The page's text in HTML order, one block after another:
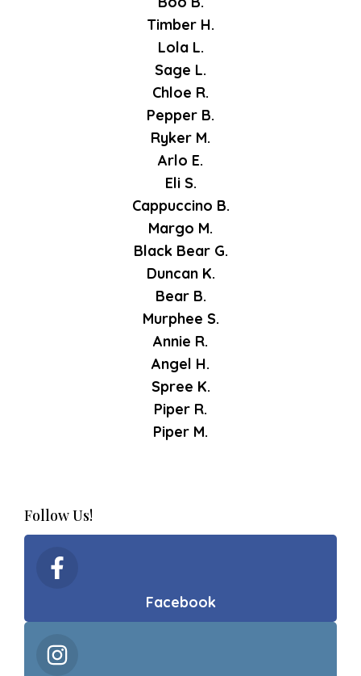
Timber H.
Lola L.
Sage L.
Chloe R.
Pepper B.
Ryker M.
Arlo E.
Eli S.
Cappuccino B.
Margo M.
Black Bear G.
Duncan K.
Bear B.
Murphee S.
Annie R.
Angel H.
Spree K.
Piper R.
Piper M.
Follow Us!
Facebook